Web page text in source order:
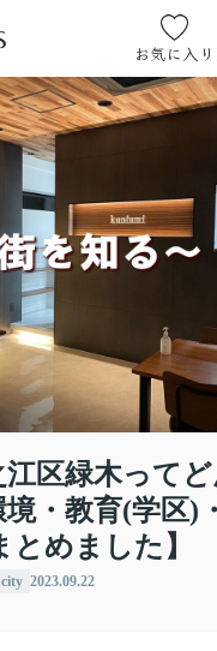
お気に入り
江区緑木って
・教育(学区)
めました】
2023.09.22